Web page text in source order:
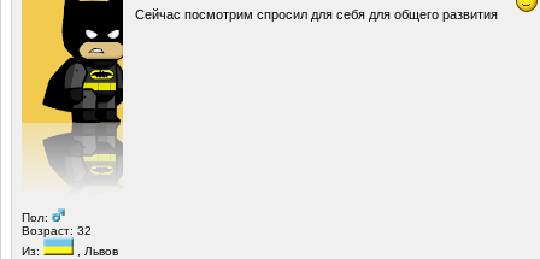
Пол:
Возраст: 32
Из:
, Львов
Сейчас посмотрим спросил для себя для общего развития